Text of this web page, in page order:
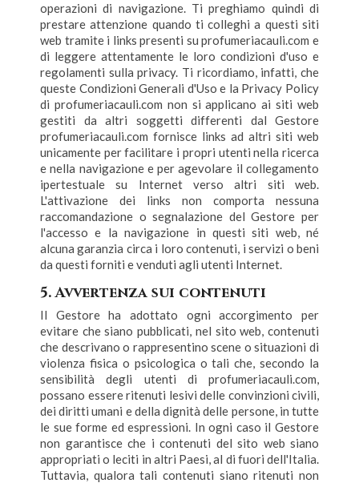
operazioni di navigazione. Ti preghiamo quindi di
prestare attenzione quando ti colleghi a questi siti
web tramite i links presenti su profumeriacauli.com e
di leggere attentamente le loro condizioni d'uso e
regolamenti sulla privacy. Ti ricordiamo, infatti, che
queste Condizioni Generali d'Uso e la Privacy Policy
di profumeriacauli.com non si applicano ai siti web
gestiti da altri soggetti differenti dal Gestore
profumeriacauli.com fornisce links ad altri siti web
unicamente per facilitare i propri utenti nella ricerca
e nella navigazione e per agevolare il collegamento
ipertestuale su Internet verso altri siti web.
L'attivazione dei links non comporta nessuna
raccomandazione o segnalazione del Gestore per
l'accesso e la navigazione in questi siti web, né
alcuna garanzia circa i loro contenuti, i servizi o beni
da questi forniti e venduti agli utenti Internet.
5. Avvertenza sui contenuti
Il Gestore ha adottato ogni accorgimento per
evitare che siano pubblicati, nel sito web, contenuti
che descrivano o rappresentino scene o situazioni di
violenza fisica o psicologica o tali che, secondo la
sensibilità degli utenti di profumeriacauli.com,
possano essere ritenuti lesivi delle convinzioni civili,
dei diritti umani e della dignità delle persone, in tutte
le sue forme ed espressioni. In ogni caso il Gestore
non garantisce che i contenuti del sito web siano
appropriati o leciti in altri Paesi, al di fuori dell'Italia.
Tuttavia, qualora tali contenuti siano ritenuti non